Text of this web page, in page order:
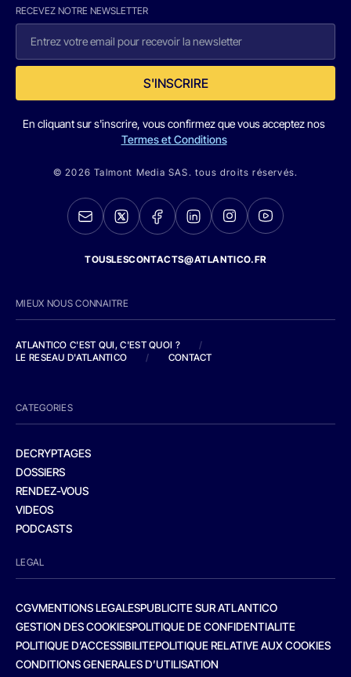
RECEVEZ NOTRE NEWSLETTER
S'INSCRIRE
En cliquant sur s'inscrire, vous confirmez que vous acceptez nos
Termes et Conditions
© 2026 Talmont Media SAS. tous droits réservés.
TOUSLESCONTACTS@ATLANTICO.FR
MIEUX NOUS CONNAITRE
ATLANTICO C'EST QUI, C'EST QUOI ?
/
LE RESEAU D'ATLANTICO
/ CONTACT
CATEGORIES
DECRYPTAGES
DOSSIERS
RENDEZ-VOUS
VIDEOS
PODCASTS
LEGAL
CGVMENTIONS LEGALESPUBLICITE SUR ATLANTICO
GESTION DES COOKIESPOLITIQUE DE CONFIDENTIALITE
POLITIQUE D’ACCESSIBILITEPOLITIQUE RELATIVE AUX COOKIES
CONDITIONS GENERALES D’UTILISATION